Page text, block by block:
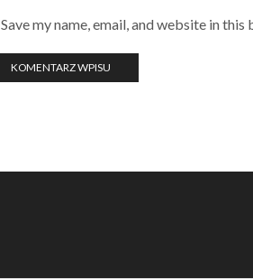
Save my name, email, and website in